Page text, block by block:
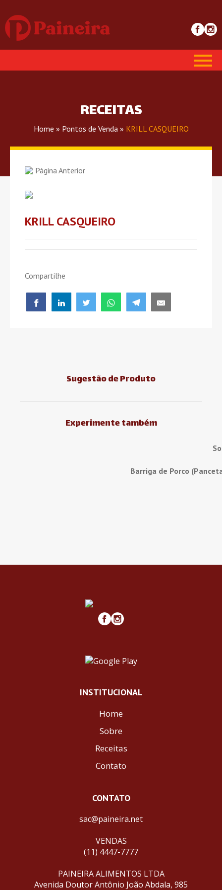
RECEITAS
Home » Pontos de Venda » KRILL CASQUEIRO
Página Anterior
KRILL CASQUEIRO
Compartilhe
Sugestão de Produto
Experimente também
Barriga de Porco
INSTITUCIONAL
Home
Sobre
Receitas
Contato
CONTATO
sac@paineira.net
VENDAS
(11) 4447-7777
PAINEIRA ALIMENTOS LTDA
Avenida Doutor Antônio João Abdala, 985